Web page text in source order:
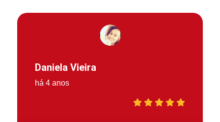
Daniela Vieira
há 4 anos